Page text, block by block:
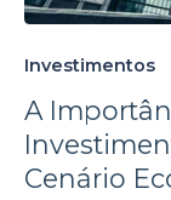
Investimentos
A
Cenário